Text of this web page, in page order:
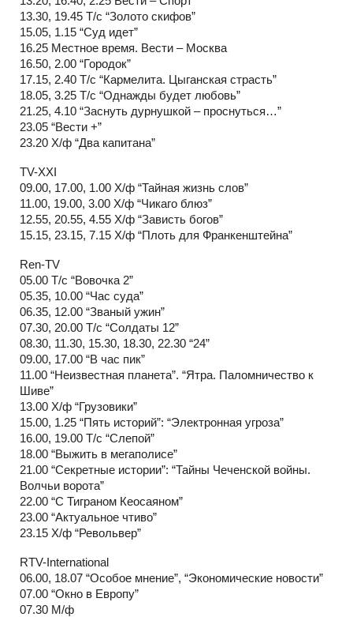
13.30, 19.45 Т/с “Золото скифов”
15.05, 1.15 “Суд идет”
16.25 Местное время. Вести – Москва
16.50, 2.00 “Городок”
17.15, 2.40 Т/с “Кармелита. Цыганская страсть”
18.05, 3.25 Т/с “Однажды будет любовь”
21.25, 4.10 “Заснуть дурнушкой – проснуться…”
23.05 “Вести +”
23.20 Х/ф “Два капитана”
TV-XXI
09.00, 17.00, 1.00 Х/ф “Тайная жизнь слов”
11.00, 19.00, 3.00 Х/ф “Чикаго блюз”
12.55, 20.55, 4.55 Х/ф “Зависть богов”
15.15, 23.15, 7.15 Х/ф “Плоть для Франкенштейна”
Ren-TV
05.00 Т/с “Вовочка 2”
05.35, 10.00 “Час суда”
06.35, 12.00 “Званый ужин”
07.30, 20.00 Т/с “Солдаты 12”
08.30, 11.30, 15.30, 18.30, 22.30 “24”
09.00, 17.00 “В час пик”
11.00 “Неизвестная планета”. “Ятра. Паломничество к
Шиве”
13.00 Х/ф “Грузовики”
15.00, 1.25 “Пять историй”: “Электронная угроза”
16.00, 19.00 Т/с “Слепой”
18.00 “Выжить в мегаполисе”
21.00 “Секретные истории”: “Тайны Чеченской войны.
Волчьи ворота”
22.00 “С Тиграном Кеосаяном”
23.00 “Актуальное чтиво”
23.15 Х/ф “Револьвер”
RTV-International
06.00, 18.07 “Особое мнение”, “Экономические новости”
07.00 “Окно в Европу”
07.30 М/ф